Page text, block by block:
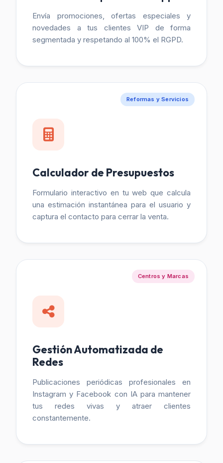
Envía promociones, ofertas especiales y
novedades a tus clientes VIP de forma
segmentada y respetando al 100% el RGPD.
Reformas y Servicios
Calculador de Presupuestos
Formulario interactivo en tu web que calcula
una estimación instantánea para el usuario y
captura el contacto para cerrar la venta.
Centros y Marcas
Gestión Automatizada de
Redes
Publicaciones periódicas profesionales en
Instagram y Facebook con IA para mantener
tus redes vivas y atraer clientes
constantemente.